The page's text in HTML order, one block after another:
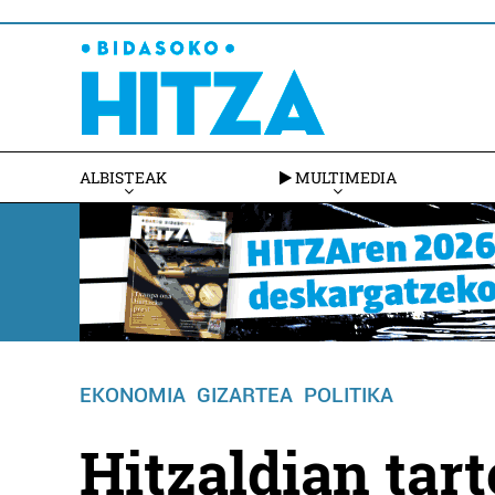
ALBISTEAK MULTIMEDIA
EKONOMIA GIZARTEA POLITIKA
Hitzaldian